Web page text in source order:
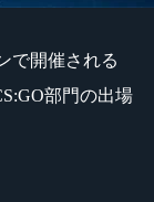
で開催される
部門の出場